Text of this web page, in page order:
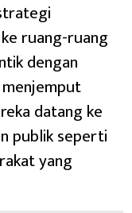
ruang-ruang
dengan
datang ke
publik seperti
yang